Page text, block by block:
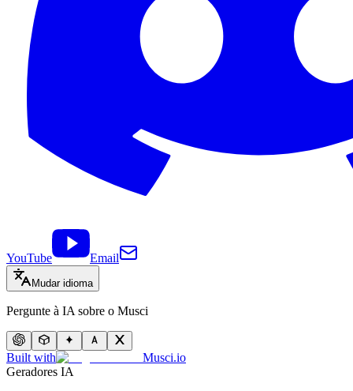
YouTube Email
Mudar idioma
Pergunte à IA sobre o Musci
Built with
Musci.io
Geradores IA